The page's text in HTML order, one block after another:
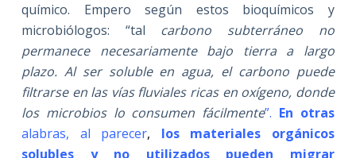
químico. Empero según estos bioquímicos y
microbiólogos: “tal carbono subterráneo no
permanece necesariamente bajo tierra a largo
plazo. Al ser soluble en agua, el carbono puede
filtrarse en las vías fluviales ricas en oxígeno, donde
los microbios lo consumen fácilmente”. En otras
alabras, al parecer, los materiales orgánicos
solubles y no utilizados pueden migrar